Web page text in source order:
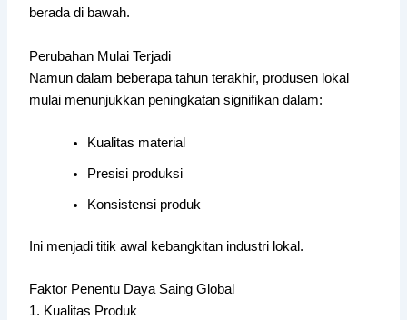
berada di bawah.
Perubahan Mulai Terjadi
Namun dalam beberapa tahun terakhir, produsen lokal
mulai menunjukkan peningkatan signifikan dalam:
Kualitas material
Presisi produksi
Konsistensi produk
Ini menjadi titik awal kebangkitan industri lokal.
Faktor Penentu Daya Saing Global
1. Kualitas Produk